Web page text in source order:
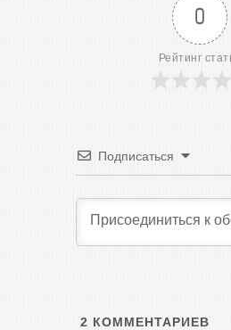
0
Рейтинг
Подписаться
2 КОММЕНТАРИЕВ